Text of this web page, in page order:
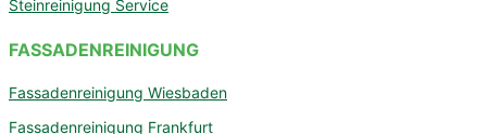
Steinreinigung Service
FASSADENREINIGUNG
Fassadenreinigung Wiesbaden
Fassadenreinigung Frankfurt